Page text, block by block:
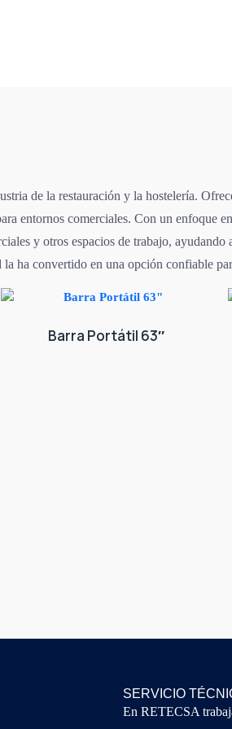
de la restauración y la hostelería.
entornos comerciales. Con un enfoque
y otros espacios de trabajo, ayudando
ha convertido en una opción confiable
Barra Portátil 63″
SERVICIO
En RETECSA